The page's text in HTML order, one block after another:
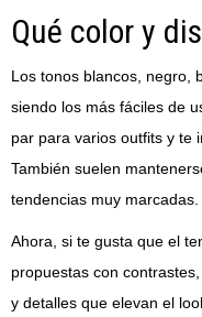
Qué color y
Los tonos blancos, negro,
siendo los más fáciles de
par para varios outfits y te
También suelen
tendencias muy marcadas.
Ahora, si te gusta que el
propuestas con
y detalles que elevan el